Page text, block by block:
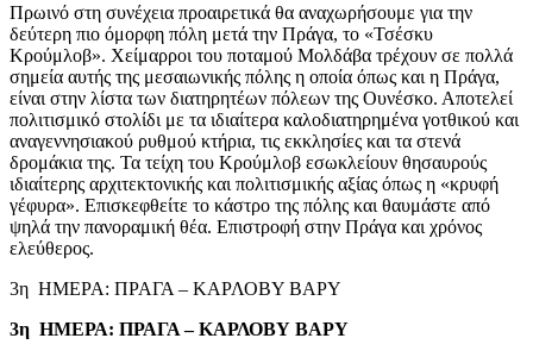
Πρωινό στη συνέχεια προαιρετικά θα αναχωρήσουμε για την
δεύτερη πιο όμορφη πόλη μετά την Πράγα, το «Τσέσκυ
Κρούμλοβ». Χείμαρροι του ποταμού Mολδάβα τρέχουν σε πολλά
σημεία αυτής της μεσαιωνικής πόλης η οποία όπως και η Πράγα,
είναι στην λίστα των διατηρητέων πόλεων της Ουνέσκο. Αποτελεί
πολιτισμικό στολίδι με τα ιδιαίτερα καλοδιατηρημένα γοτθικού και
αναγεννησιακού ρυθμού κτήρια, τις εκκλησίες και τα στενά
δρομάκια της. Τα τείχη του Κρούμλοβ εσωκλείουν θησαυρούς
ιδιαίτερης αρχιτεκτονικής και πολιτισμικής αξίας όπως η «κρυφή
γέφυρα». Επισκεφθείτε το κάστρο της πόλης και θαυμάστε από
ψηλά την πανοραμική θέα. Επιστροφή στην Πράγα και χρόνος
ελεύθερος.
3η ΗΜΕΡΑ: ΠΡΑΓΑ – ΚΑΡΛΟΒΥ ΒΑΡΥ
3η ΗΜΕΡΑ: ΠΡΑΓΑ – ΚΑΡΛΟΒΥ ΒΑΡΥ